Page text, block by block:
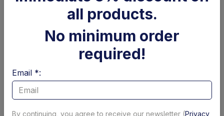
all products.
No minimum order
required!
Email *:
By continuing, you agree to receive our newsletter (Privacy